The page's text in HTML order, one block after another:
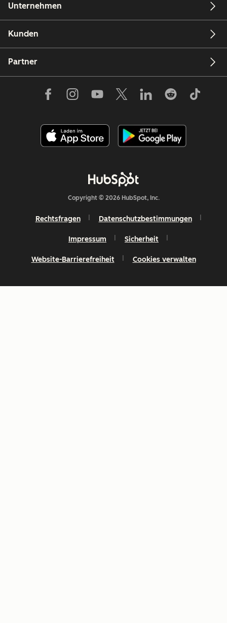
Unternehmen
Kunden
Partner
Copyright © 2026 HubSpot, Inc.
Rechtsfragen Datenschutzbestimmungen
Impressum Sicherheit
Website-Barrierefreiheit Cookies verwalten